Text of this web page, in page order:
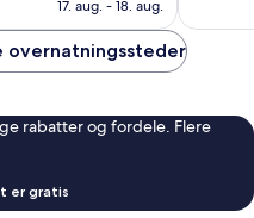
17. aug. - 18. aug.
overnatningssteder
rabatter og fordele. Flere
er gratis